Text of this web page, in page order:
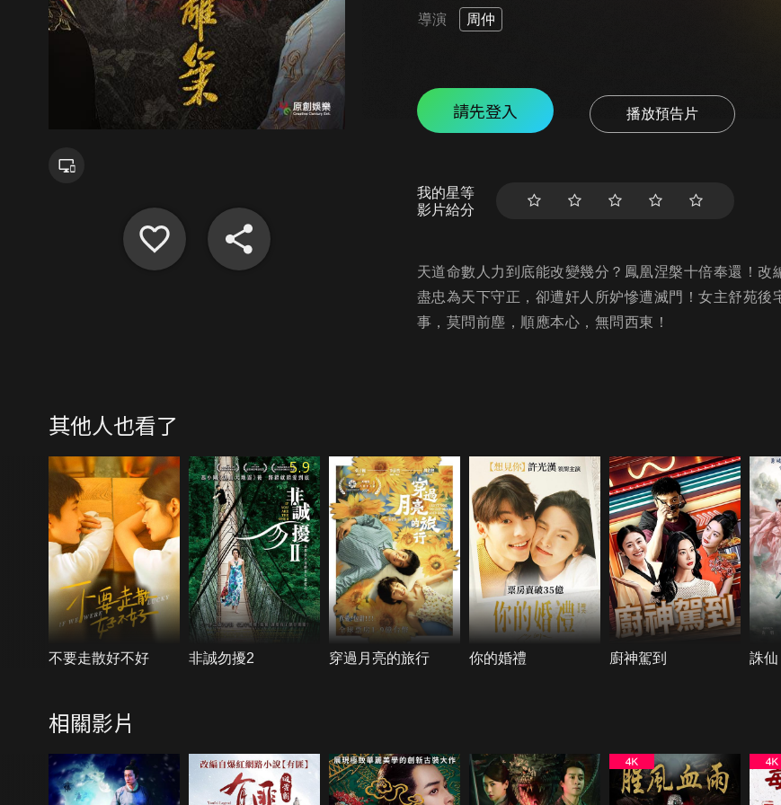
導演 周仲
請先登入 播放預告片
我的星等
影片給分
天道命數人力到底能改變幾分？鳳凰涅槃十倍奉還！
盡忠為天下守正，卻遭奸人所妒慘遭滅門！女主舒苑
事，莫問前塵，順應本心，無問西東！
其他人也看了
不要走散好不好
5.9
非誠勿擾2 穿過月亮的旅行 你的婚禮 廚神駕到 誅仙
相關影片